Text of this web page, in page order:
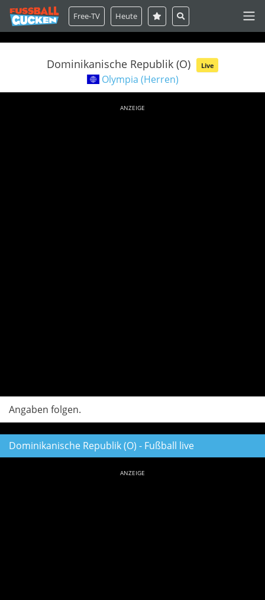
Free-TV Heute
Dominikanische Republik (O) Live
Olympia (Herren)
ANZEIGE
Angaben folgen.
Dominikanische Republik (O) - Fußball live
ANZEIGE